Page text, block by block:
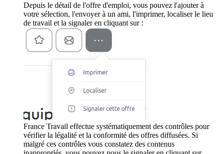
Depuis le détail de l'offre d'emploi, vous pouvez l'ajouter à
votre sélection, l'envoyer à un ami, l'imprimer, localiser le lieu
de travail et la signaler en cliquant sur :
France Travail effectue systématiquement des contrôles pour
vérifier la légalité et la conformité des offres diffusées. Si
malgré ces contrôles vous constatez des contenus